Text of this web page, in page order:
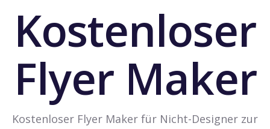
Kostenloser
Flyer Maker
Kostenloser Flyer Maker für Nicht-Designer zur